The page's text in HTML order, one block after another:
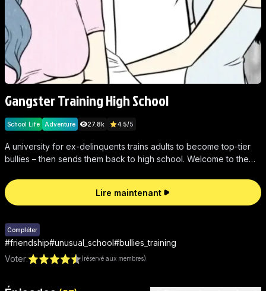
Gangster Training High School
School Life Adventure 27.8k 4.5/5
A university for ex-delinquents trains adults to become top-tier
bullies – then sends them back to high school. Welcome to the
Lire maintenant
Compléter
#friendship#unusual_school#bullies_training
Voter: (réservé aux membres)